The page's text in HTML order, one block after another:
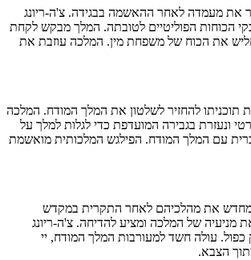
את מעמדה לאחר ההאשמה בבגידה. צ'ה-ריונג
הכוחות הפוליטיים לטובתה. המלך מבקש לקחת
את הכוח של משפחת מין. המלכה עוזבת את
תוכניתו להחזיר לשלטון את המלך המודח. המלכה
ונעזרת בגבירה המועדפת כדי לגלות למלך על
עם המלך המודח. הפילגש המלכותית מואשמת
את מהלכיהם לאחר התקרית במקדש
מניעיה של המלכה ומציע להדיחה. צ'ה-ריונג
עולה חשד למעורבות המלך המודח, יי
הצבא.